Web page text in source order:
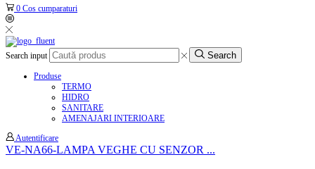
0 Cos cumparaturi
Search input Search
Produse
TERMO
HIDRO
SANITARE
AMENAJARI INTERIOARE
Autentificare
VE-NA66-LAMPA VEGHE CU SENZOR ...